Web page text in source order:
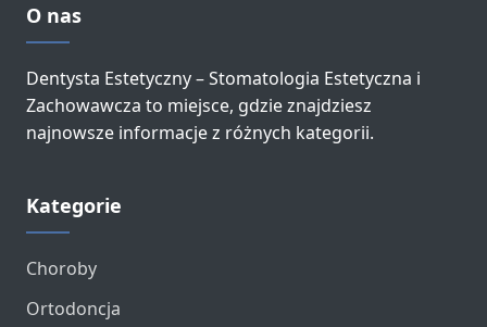
O nas
Dentysta Estetyczny – Stomatologia Estetyczna i
Zachowawcza to miejsce, gdzie znajdziesz
najnowsze informacje z różnych kategorii.
Kategorie
Choroby
Ortodoncja